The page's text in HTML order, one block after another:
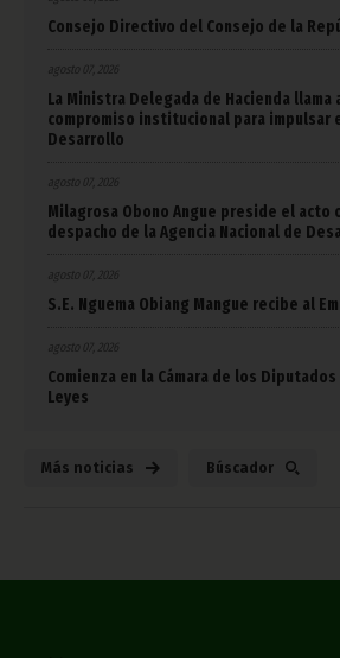
Consejo Directivo del Consejo de la
agosto 07, 2026
La Ministra Delegada de Hacienda llama
compromiso institucional para impulsar
Desarrollo
agosto 07, 2026
Milagrosa Obono Angue preside el acto
despacho de la Agencia Nacional de
agosto 07, 2026
S.E. Nguema Obiang Mangue recibe al
agosto 07, 2026
Comienza en la Cámara de los
Leyes
Más noticias Búscador